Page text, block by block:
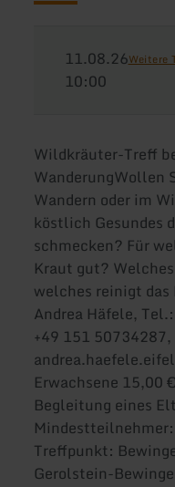
11.08.26Weitere
10:00
Wildkräuter-Treff
WanderungWollen
Wandern oder im
köstlich Gesundes
schmecken? Für
Kraut gut?
welches reinigt
Andrea Häfele,
+49 151
Erwachsene 15,00
Begleitung eines
Treffpunkt:
Gerolstein-